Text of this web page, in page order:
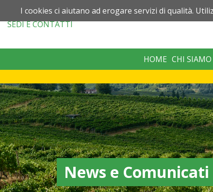
SEDIE CONTATTI
HOME CHI SIAMO
News e Comunicati
I cookies ci aiutano ad erogare servizi di qualità.